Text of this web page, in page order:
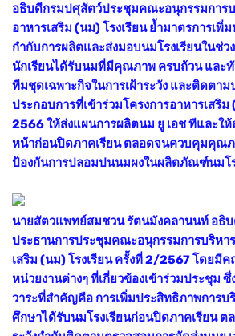
อธิบดีกรมปศุสัตว์ประชุมคณะอนุกรรมการบ
อาหารเสริม (นม) โรงเรียน ย้ำมาตรการเพิ่
กำกับการผลิตและส่งมอบนมโรงเรียนในช่ว
นักเรียนได้รับนมที่มีคุณภาพ ครบถ้วน และทั
ทีมชุดเฉพาะกิจในการเฝ้าระวัง และติดตา
ประกอบการที่เข้าร่วมโครงการอาหารเสริม
2566 ให้ส่งแผนการผลิตนม ยู เอช ทีและใ
หน้าก่อนปิดภาคเรียน ตลอดจนควบคุมคุณภ
ป้องกันการปลอมปนนมผงในผลิตภัณฑ์นมโ
นายสัตวแพทย์สมชวน รัตนมังคลานนท์ อธิ
ประธานการประชุมคณะอนุกรรมการบริหา
เสริม (นม) โรงเรียน ครั้งที่ 2/2567 โดยมี
หน่วยงานต่างๆ ที่เกี่ยวข้องเข้าร่วมประชุม
วาระที่สำคัญคือ การเพิ่มประสิทธิภาพการบ
ศึกษาได้รับนมโรงเรียนก่อนปิดภาคเรียน ต